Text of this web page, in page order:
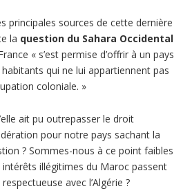
principales sources de cette dernière
la question du Sahara Occidental
« s’est permise d’offrir à un pays
qui ne lui appartiennent pas
coloniale. »
ait pu outrepasser le droit
pour notre pays sachant la
? Sommes-nous à ce point faibles
illégitimes du Maroc passent
avec l’Algérie ?